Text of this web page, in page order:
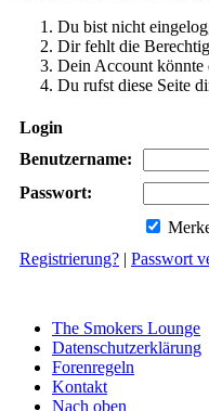
Du bist nicht
Dir fehlt die
Dein Account könnte
Du rufst diese Seite
Login
Benutzername:
Passwort:
Registrierung? | Passwort
The Smokers Lounge
Datenschutzerklärung
Forenregeln
Kontakt
Nach oben